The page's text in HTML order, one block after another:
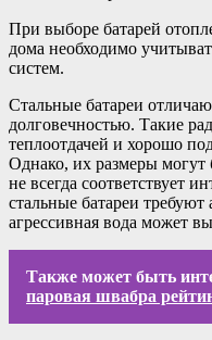
При выборе батарей
дома необходимо
систем.
Стальные батареи
долговечностью. Такие
теплоотдачей и хорошо
Однако, их размеры
не всегда соответствует
стальные батареи
агрессивная вода может
Также может быть
паровая швабра